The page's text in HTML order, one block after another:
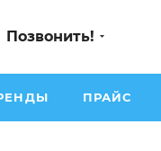
Позвонить!
ПРАЙС